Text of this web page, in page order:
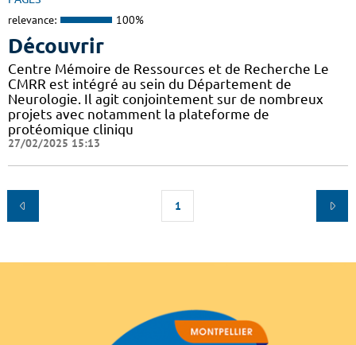
relevance: 100%
Découvrir
Centre Mémoire de Ressources et de Recherche Le
CMRR est intégré au sein du Département de
Neurologie. Il agit conjointement sur de nombreux
projets avec notamment la plateforme de
protéomique cliniqu
27/02/2025 15:13
1